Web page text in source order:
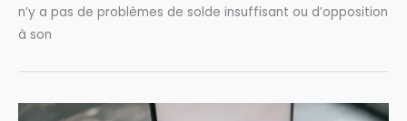
n’y a pas de problèmes de solde insuffisant ou d’opposition
à son